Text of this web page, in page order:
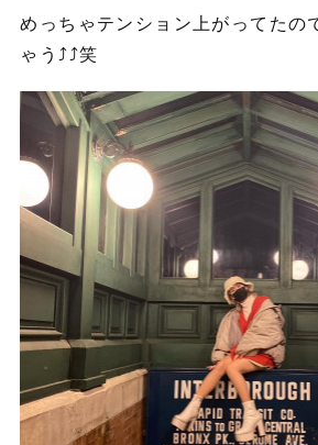
めっちゃテンション上がってたの
ゃう⤴️⤴️笑